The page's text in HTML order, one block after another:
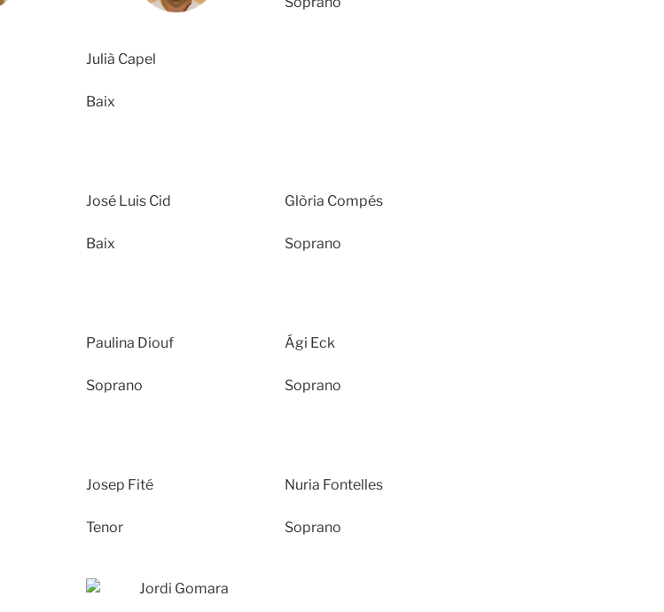
Julià Capel
Baix
José Luis Cid
Baix
Glòria Compés
Soprano
Paulina Diouf
Soprano
Ági Eck
Soprano
Josep Fité
Tenor
Nuria Fontelles
Soprano